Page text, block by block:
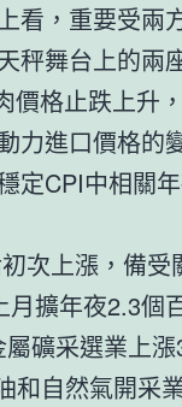
看，重要受兩
秤舞台上的兩
價格止跌上升
力進口價格的
定CPI中相關
次上漲，備受
月擴年夜2.3個
礦采選業上漲
和自然氣開采